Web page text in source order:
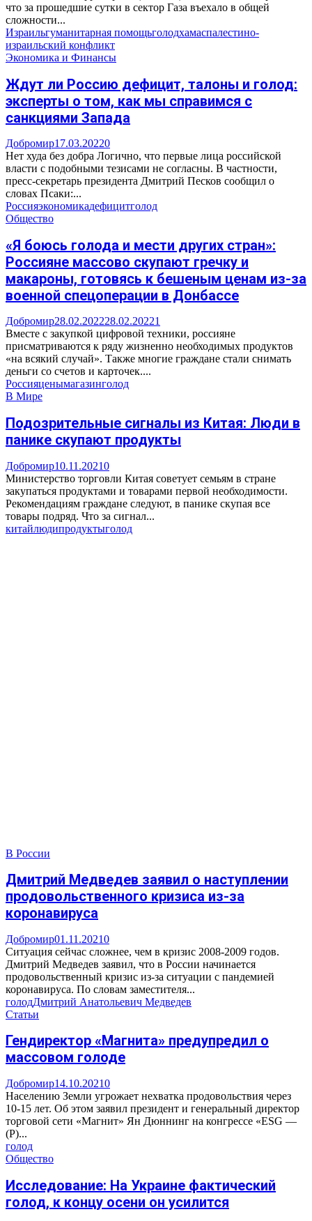
что за прошедшие сутки в сектор Газа въехало в общей
сложности...
Израильгуманитарная помощьголодхамаспалестино-
израильский конфликт
Экономика и Финансы
Ждут ли Россию дефицит, талоны и голод:
эксперты о том, как мы справимся с
санкциями Запада
Добромир17.03.20220
Нет худа без добра Логично, что первые лица российской
власти с подобными тезисами не согласны. В частности,
пресс-секретарь президента Дмитрий Песков сообщил о
словах Псаки:...
Россияэкономикадефицитголод
Общество
«Я боюсь голода и мести других стран»:
Россияне массово скупают гречку и
макароны, готовясь к бешеным ценам из-за
военной спецоперации в Донбассе
Добромир28.02.202228.02.20221
Вместе с закупкой цифровой техники, россияне
присматриваются к ряду жизненно необходимых продуктов
«на всякий случай». Также многие граждане стали снимать
деньги со счетов и карточек....
Россияценымагазинголод
В Мире
Подозрительные сигналы из Китая: Люди в
панике скупают продукты
Добромир10.11.20210
Министерство торговли Китая советует семьям в стране
закупаться продуктами и товарами первой необходимости.
Рекомендациям граждане следуют, в панике скупая все
товары подряд. Что за сигнал...
китайлюдипродуктыголод
В России
Дмитрий Медведев заявил о наступлении
продовольственного кризиса из-за
коронавируса
Добромир01.11.20210
Ситуация сейчас сложнее, чем в кризис 2008-2009 годов.
Дмитрий Медведев заявил, что в России начинается
продовольственный кризис из-за ситуации с пандемией
коронавируса. По словам заместителя...
голодДмитрий Анатольевич Медведев
Статьи
Гендиректор «Магнита» предупредил о
массовом голоде
Добромир14.10.20210
Населению Земли угрожает нехватка продовольствия через
10-15 лет. Об этом заявил президент и генеральный директор
торговой сети «Магнит» Ян Дюннинг на конгрессе «ESG —
(P)...
голод
Общество
Исследование: На Украине фактический
голод, к концу осени он усилится